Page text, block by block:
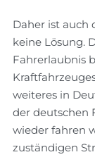
Daher ist auch
keine Lösung.
Fahrerlaubnis
weiteres in
der deutschen
wieder fahren
zuständigen